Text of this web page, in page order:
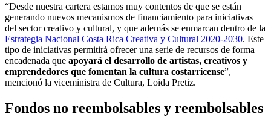
“Desde nuestra cartera estamos muy contentos de que se están
generando nuevos mecanismos de financiamiento para iniciativas
del sector creativo y cultural, y que además se enmarcan dentro de la
Estrategia Nacional Costa Rica Creativa y Cultural 2020-2030. Este
tipo de iniciativas permitirá ofrecer una serie de recursos de forma
encadenada que apoyará el desarrollo de artistas, creativos y
emprendedores que fomentan la cultura costarricense”,
mencionó la viceministra de Cultura, Loida Pretiz.
Fondos no reembolsables y reembolsables